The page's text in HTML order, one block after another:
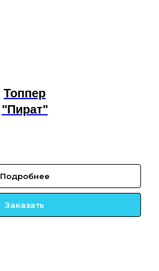
Топпер
"Пират"
Подробнее
Заказать